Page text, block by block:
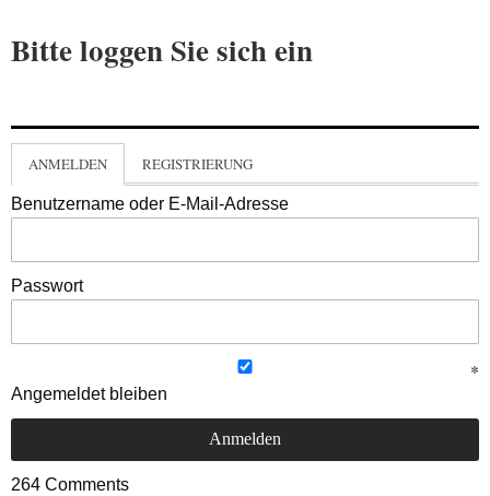
Bitte loggen Sie sich ein
ANMELDEN REGISTRIERUNG
Benutzername oder E-Mail-Adresse
Passwort
Angemeldet bleiben
264 Comments